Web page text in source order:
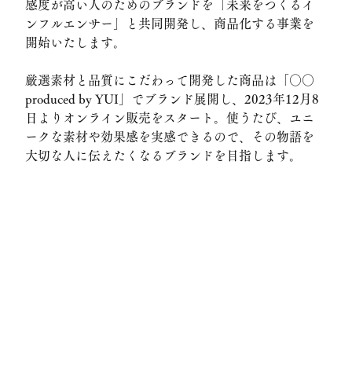
感度が高い人のためのブランドを「未来をつくるイ
ンフルエンサー」と共同開発し、商品化する事業を
開始いたします。
厳選素材と品質にこだわって開発した商品は「○○
produced by YUI」でブランド展開し、2023年12月8
日よりオンライン販売をスタート。使うたび、ユニ
ークな素材や効果感を実感できるので、その物語を
大切な人に伝えたくなるブランドを目指します。